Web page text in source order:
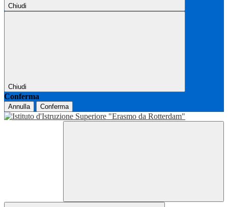
Chiudi
Chiudi
Conferma
Annulla Conferma